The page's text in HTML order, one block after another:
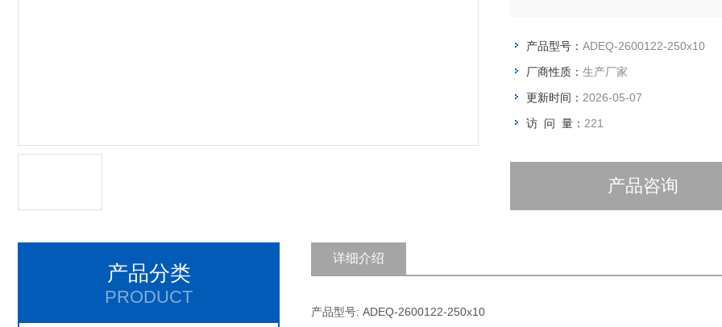
产品型号： ADEQ-2600122-250x10
厂商性质： 生产厂家
更新时间： 2026-05-07
访 问 量： 221
产品咨询
产品分类
PRODUCT
详细介绍
产品型号: ADEQ-2600122-250x10